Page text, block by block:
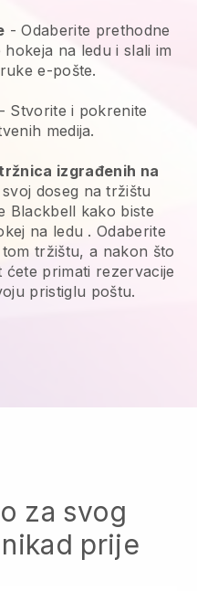
-Odaberite prethodne
na ledu i slali im
e-pošte.
- Stvorite i pokrenite
medija.
izgrađenih na
doseg na tržištu
Blackbell kako biste
na ledu . Odaberite
tržištu, a nakon što
primati rezervacije
pristiglu poštu.
za svog
prije